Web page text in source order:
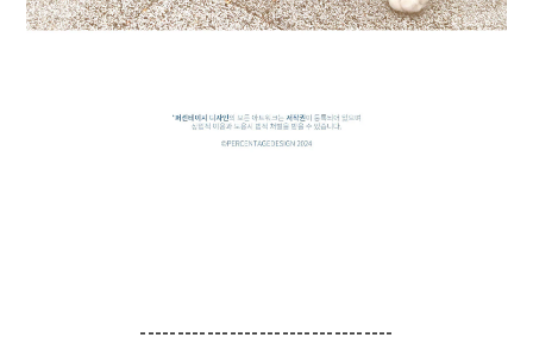
----------------------------------